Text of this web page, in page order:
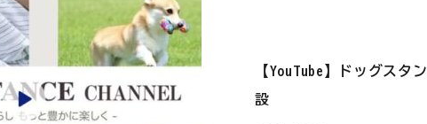
【YouTube】ドッグスタ
設